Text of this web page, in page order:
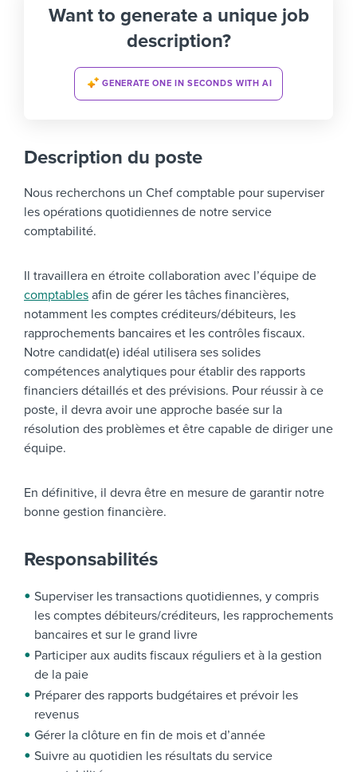
Want to generate a unique job
description?
GENERATE ONE IN SECONDS WITH AI
Description du poste
Nous recherchons un Chef comptable pour superviser
les opérations quotidiennes de notre service
comptabilité.
Il travaillera en étroite collaboration avec l’équipe de
comptables afin de gérer les tâches financières,
notamment les comptes créditeurs/débiteurs, les
rapprochements bancaires et les contrôles fiscaux.
Notre candidat(e) idéal utilisera ses solides
compétences analytiques pour établir des rapports
financiers détaillés et des prévisions. Pour réussir à ce
poste, il devra avoir une approche basée sur la
résolution des problèmes et être capable de diriger une
équipe.
En définitive, il devra être en mesure de garantir notre
bonne gestion financière.
Responsabilités
Superviser les transactions quotidiennes, y compris
les comptes débiteurs/créditeurs, les rapprochements
bancaires et sur le grand livre
Participer aux audits fiscaux réguliers et à la gestion
de la paie
Préparer des rapports budgétaires et prévoir les
revenus
Gérer la clôture en fin de mois et d’année
Suivre au quotidien les résultats du service